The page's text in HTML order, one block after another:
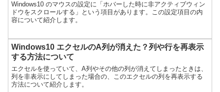
Windows10 のマウスの設定に「ホバーした時に非アクティブウィン
ドウをスクロールする」という項目があります。この設定項目の内
容について紹介します。
Windows10 エクセルのA列が消えた？列や行を再表示
する方法について
エクセルを使っていて、A列やその他の列が消えてしまったときは、
列を非表示にしてしまった場合の、このエクセルの列を再表示する
方法について紹介します。